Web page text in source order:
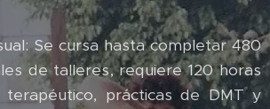
Se cursa hasta completar 480
de talleres, requiere 120 horas
prácticas de DMT y